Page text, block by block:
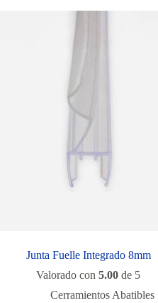
Junta Fuelle Integrado 8mm
Valorado con5.00 de 5
Cerramientos Abatibles